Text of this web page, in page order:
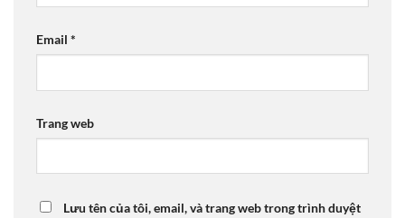
Email *
Trang web
Lưu tên của tôi, email, và trang web trong trình duyệt